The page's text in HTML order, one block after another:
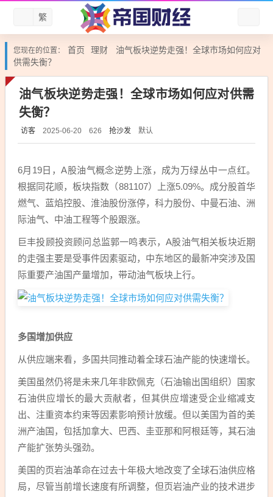
繁
您现在的位置： 首页 理财
油气板块逆势走强！全球市场如何应对
供需失衡？
油气板块逆势走强！全球市场如何应对供需
失衡？
访客 2025-06-20 626 抢沙发 默认
6月19日，A股油气概念逆势上涨，成为万绿丛中一点红。
根据同花顺，板块指数（881107）上涨5.09%。成分股首华
燃气、蓝焰控股、淮油股份涨停，科力股份、中曼石油、洲
际油气、中油工程等个股跟涨。
巨丰投顾投资顾问总监郭一鸣表示，A股油气相关板块近期
的走强主要是受事件因素驱动，中东地区的最新冲突涉及国
际重要产油国产量增加，带动油气板块上行。
多国增加供应
从供应端来看，多国共同推动着全球石油产能的快速增长。
美国虽然仍将是未来几年非欧佩克（石油输出国组织）国家
石油供应增长的最大贡献者，但其供应增速受企业缩减支
出、注重资本约束等因素影响预计放缓。但以美国为首的美
洲产油国，包括加拿大、巴西、圭亚那和阿根廷等，其石油
产能扩张势头强劲。
美国的页岩油革命在过去十年极大地改变了全球石油供应格
局，尽管当前增长速度有所调整，但页岩油产业的技术进步